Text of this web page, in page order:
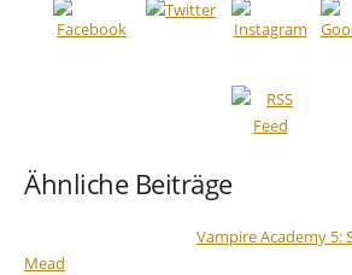
Ähnliche Beiträge
Vampire Academy 5:
Mead